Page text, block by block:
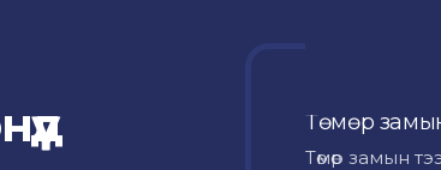
Төмөр
Төмөр замын